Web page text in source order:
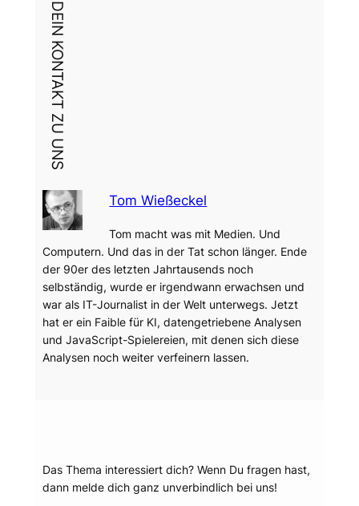
DEIN KONTAKT ZU UNS
Tom Wießeckel
Tom macht was mit Medien. Und
Computern. Und das in der Tat schon länger. Ende
der 90er des letzten Jahrtausends noch
selbständig, wurde er irgendwann erwachsen und
war als IT-Journalist in der Welt unterwegs. Jetzt
hat er ein Faible für KI, datengetriebene Analysen
und JavaScript-Spielereien, mit denen sich diese
Analysen noch weiter verfeinern lassen.
Das Thema interessiert dich? Wenn Du fragen hast,
dann melde dich ganz unverbindlich bei uns!